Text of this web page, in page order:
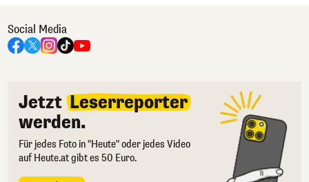
Social Media
Jetzt Leserreporter
werden.
Für jedes Foto in "Heute" oder jedes Video
auf Heute.at gibt es 50 Euro.